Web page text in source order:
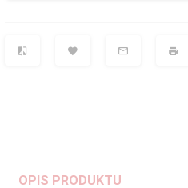
OPIS PRODUKTU